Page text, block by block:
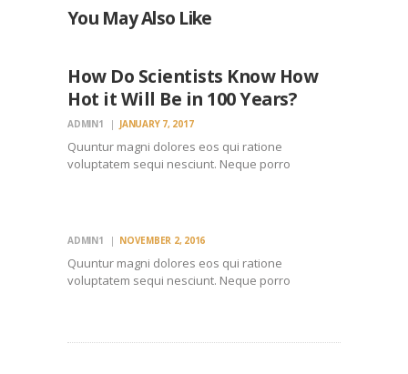
You May Also Like
WILDLIFE
How Do Scientists Know How
Hot it Will Be in 100 Years?
ADMIN1 JANUARY 7, 2017
Quuntur magni dolores eos qui ratione
voluptatem sequi nesciunt. Neque porro
et dolore magnam dolor sit amet, consectetur…
FORESTS
FRESH
WATER
ADMIN1 NOVEMBER 2, 2016
Quuntur magni dolores eos qui ratione
voluptatem sequi nesciunt. Neque porro